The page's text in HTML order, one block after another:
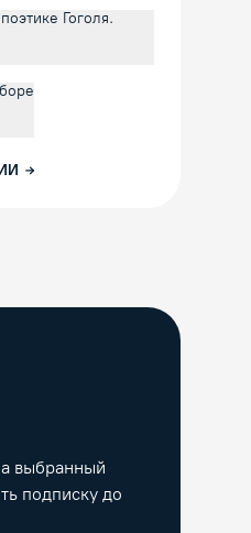
Гоголя.
выбранный
подписку до